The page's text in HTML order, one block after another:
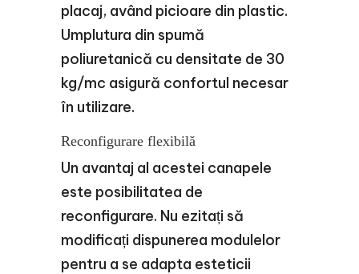
placaj, având picioare din plastic.
Umplutura din spumă
poliuretanică cu densitate de 30
kg/mc asigură confortul necesar
în utilizare.
Reconfigurare flexibilă
Un avantaj al acestei canapele
este posibilitatea de
reconfigurare. Nu ezitați să
modificați dispunerea modulelor
pentru a se adapta esteticii